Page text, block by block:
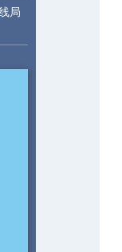
局